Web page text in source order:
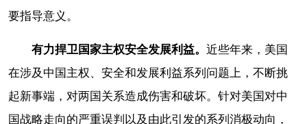
要指导意义。
有力捍卫国家主权安全发展利益。 近些年来，美国
在涉及中国主权、安全和发展利益系列问题上，不断挑
起新事端，对两国关系造成伤害和破坏。针对美国对中
国战略走向的严重误判以及由此引发的系列消极动向，